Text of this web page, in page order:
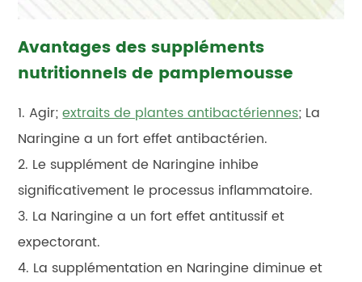
Avantages des suppléments
nutritionnels de pamplemousse
1. Agir;extraits de plantes antibactériennes; La
Naringine a un fort effet antibactérien.
2. Le supplément de Naringine inhibe
significativement le processus inflammatoire.
3. La Naringine a un fort effet antitussif et
expectorant.
4. La supplémentation en Naringine diminue et